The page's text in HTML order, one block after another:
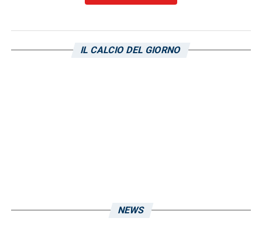
eIoannouche saranno attesi a
di allenamento.IL CALCIO DEL GIORNO
NEWS